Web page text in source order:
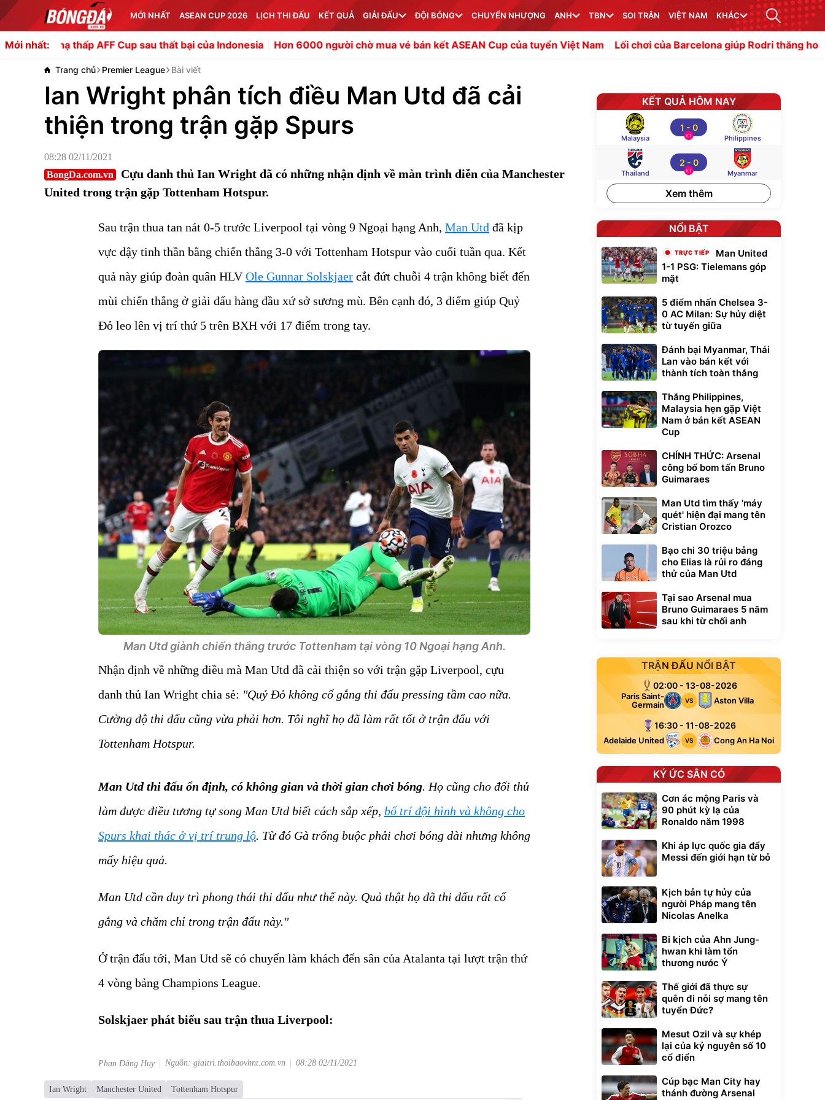
MỚI NHẤT ASEAN CUP 2026 LỊCH THI ĐẤU KẾT QUẢ GIẢI ĐẤU ĐỘI BÓNG CHUYỂN NHƯỢNG ANH TBN SOI TRẬN VIỆT NAM KHÁC
Mới nhất:
Cup sau thất bại của Indonesia Hơn 6000 người chờ mua vé bán kết ASEAN Cup của tuyển Việt Nam Lối chơi của Barcelona giúp Rodri thăng hoa hơn Real Madrid
Trang chủ Premier League Bài viết
Ian Wright phân tích điều Man Utd đã cải
thiện trong trận gặp Spurs
08:28 02/11/2021
BongDa.com.vn
Cựu danh thủ Ian Wright đã có những nhận định về màn trình diễn của Manchester
United trong trận gặp Tottenham Hotspur.
Sau trận thua tan nát 0-5 trước Liverpool tại vòng 9 Ngoại hạng Anh, Man Utd đã kịp
vực dậy tinh thần bằng chiến thắng 3-0 với Tottenham Hotspur vào cuối tuần qua. Kết
quả này giúp đoàn quân HLVOle Gunnar Solskjaer cắt đứt chuỗi 4 trận không biết đến
mùi chiến thắng ở giải đấu hàng đầu xứ sở sương mù. Bên cạnh đó, 3 điểm giúp Quỷ
Đỏ leo lên vị trí thứ 5 trên BXH với 17 điểm trong tay.
Man Utd giành chiến thắng trước Tottenham tại vòng 10 Ngoại hạng Anh.
Nhận định về những điều mà Man Utd đã cải thiện so với trận gặp Liverpool, cựu
danh thủ Ian Wright chia sẻ: "Quỷ Đỏ không cố gắng thi đấu pressing tầm cao nữa.
Cường độ thi đấu cũng vừa phải hơn. Tôi nghĩ họ đã làm rất tốt ở trận đấu với
Tottenham Hotspur.
Man Utd thi đấu ổn định, có không gian và thời gian chơi bóng. Họ cũng cho đối thủ
làm được điều tương tự song Man Utd biết cách sắp xếp, bố trí đội hình và không cho
Spurs khai thác ở vị trí trung lộ. Từ đó Gà trống buộc phải chơi bóng dài nhưng không
mấy hiệu quả.
Man Utd cần duy trì phong thái thi đấu như thế này. Quả thật họ đã thi đấu rất cố
gắng và chăm chỉ trong trận đấu này."
Ở trận đấu tới, Man Utd sẽ có chuyến làm khách đến sân của Atalanta tại lượt trận thứ
4 vòng bảng Champions League.
Solskjaer phát biểu sau trận thua Liverpool:
Phan Đăng Huy Nguồn: giaitri.thoibaovhnt.com.vn 08:28 02/11/2021
Ian Wright Manchester United Tottenham Hotspur
KẾT QUẢ HÔM NAY
Malaysia
1 - 0
KT Philippines
Thailand
2 - 0
KT Myanmar
Xem thêm
NỔI BẬT
1-1 PSG: Tielemans góp
mặt
5 điểm nhấn Chelsea 3-
0 AC Milan: Sự hủy diệt
từ tuyến giữa
Đánh bại Myanmar, Thái
Lan vào bán kết với
thành tích toàn thắng
Thắng Philippines,
Malaysia hẹn gặp Việt
Nam ở bán kết ASEAN
Cup
CHÍNH THỨC: Arsenal
công bố bom tấn Bruno
Guimaraes
Man Utd tìm thấy 'máy
quét' hiện đại mang tên
Cristian Orozco
Bạo chi 30 triệu bảng
cho Elias là rủi ro đáng
thử của Man Utd
Tại sao Arsenal mua
Bruno Guimaraes 5 năm
sau khi từ chối anh
TRẬN ĐẤU NỔI BẬT
02:00 - 13-08-2026
Paris Saint-
Germain
VS Aston Villa
16:30 - 11-08-2026
Adelaide United VS Cong An Ha Noi
KÝ ỨC SÂN CỎ
Cơn ác mộng Paris và
90 phút kỳ lạ của
Ronaldo năm 1998
Khi áp lực quốc gia đẩy
Messi đến giới hạn từ bỏ
Kịch bản tự hủy của
người Pháp mang tên
Nicolas Anelka
Bi kịch của Ahn Jung-
hwan khi làm tổn
thương nước Ý
Thế giới đã thực sự
quên đi nỗi sợ mang tên
tuyển Đức?
Mesut Ozil và sự khép
lại của kỷ nguyên số 10
cổ điển
Cúp bạc Man City hay
thánh đường Arsenal